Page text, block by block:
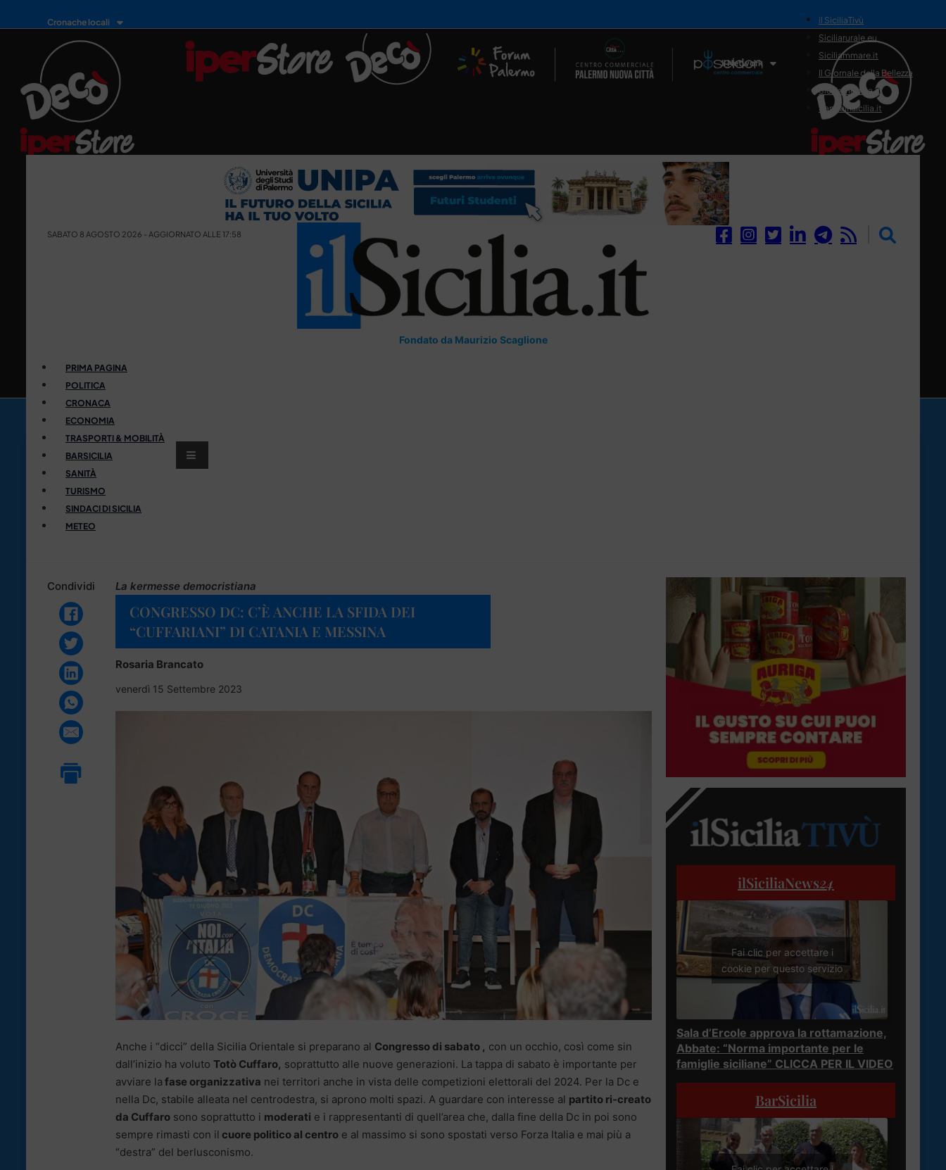
Cronache locali
Il Network
il SiciliaTivù
Siciliarurale.eu
Siciliammare.it
Il Giornale della Bellezza
Siciliamedica.it
Sanitainsicilia.it
SABATO 8 AGOSTO 2026 - AGGIORNATO ALLE 17:58
Fondato da Maurizio Scaglione
PRIMA PAGINA
POLITICA
CRONACA
ECONOMIA
TRASPORTI & MOBILITÀ
BARSICILIA
SANITÀ
TURISMO
SINDACI DI SICILIA
METEO
Condividi La kermesse democristiana
CONGRESSO DC: C’È ANCHE LA SFIDA DEI
“CUFFARIANI” DI CATANIA E MESSINA
Rosaria Brancato
venerdì 15 Settembre 2023
Anche i “dicci” della Sicilia Orientale si preparano al Congresso di sabato , con un occhio, così come sin
dall’inizio ha voluto Totò Cuffaro, soprattutto alle nuove generazioni. La tappa di sabato è importante per
avviare la fase organizzativa nei territori anche in vista delle competizioni elettorali del 2024. Per la Dc e
nella Dc, stabile alleata nel centrodestra, si aprono molti spazi. A guardare con interesse al partito ri-creato
da Cuffaro sono soprattutto i moderati e i rappresentanti di quell’area che, dalla fine della Dc in poi sono
sempre rimasti con il cuore politico al centro e al massimo si sono spostati verso Forza Italia e mai più a
“destra” del berlusconismo.
ilSiciliaNews24
Fai clic per accettare i
cookie per questo servizio
Sala d’Ercole approva la rottamazione,
Abbate: “Norma importante per le
famiglie siciliane” CLICCA PER IL VIDEO
BarSicilia